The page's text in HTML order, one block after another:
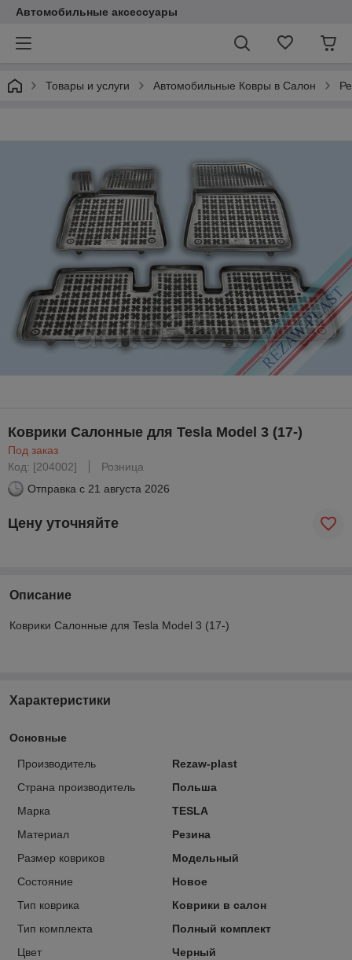
Автомобильные аксессуары
Товары и услуги Автомобильные Ковры в Салон
Коврики Салонные для Tesla Model 3 (17-)
Под заказ
Код: [204002]
Розница
Отправка с 21 августа 2026
Цену уточняйте
Описание
Коврики Салонные для Tesla Model 3 (17-)
Характеристики
Основные
Производитель
Rezaw-plast
Страна производитель
Польша
Марка
TESLA
Материал
Резина
Размер ковриков
Модельный
Состояние
Новое
Тип коврика
Коврики в салон
Тип комплекта
Полный комплект
Цвет
Черный